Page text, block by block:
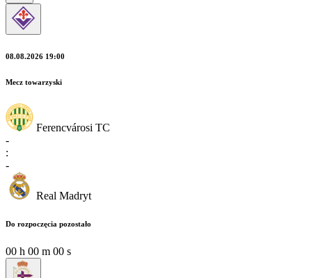
08.08.2026 19:00
Mecz towarzyski
Ferencvárosi TC
-
:
-
Real Madryt
Do rozpoczęcia pozostało
00 h 00 m 00 s